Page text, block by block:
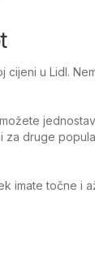
cijeni u Lidl.
za druge
imate točne i